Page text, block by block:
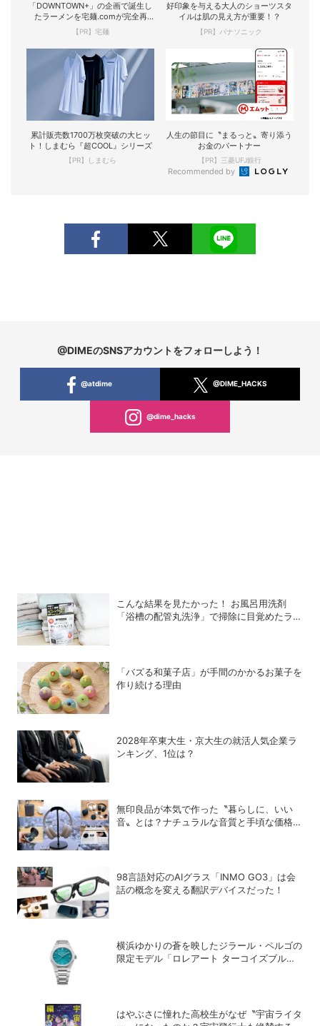
「DOWNTOWN+」の企画で誕生し
たラーメンを宅麺.comが完全再
現！
【PR】宅麺
好印象を与える大人のショーツスタ
イルは肌の見え方が重要！？
【PR】パナソニック
累計販売数1700万枚突破の大ヒッ
ト！しまむら『超COOL』シリーズ
【PR】しまむら
人生の節目に〝まるっと〟寄り添う
お金のパートナー
【PR】三菱UFJ銀行
Recommended by
@DIMEのSNSアカウントをフォローしよう！
@atdime @DIME_HACKS
@dime_hacks
こんな結果を見たかった！ お風呂用洗剤
「浴槽の配管丸洗浄」で掃除に目覚めたライ
「バズる和菓子店」が手間のかかるお菓子を
作り続ける理由
2028年卒東大生・京大生の就活人気企業ラ
ンキング、1位は？
無印良品が本気で作った〝暮らしに、いい
音〟とは？ナチュラルな音質と手頃な価格を
98言語対応のAIグラス「INMO GO3」は会
話の概念を変える翻訳デバイスだった！
横浜ゆかりの蒼を映したジラール・ペルゴの
限定モデル「ロレアート ターコイズブル
はやぶさに憧れた高校生がなぜ〝宇宙ライタ